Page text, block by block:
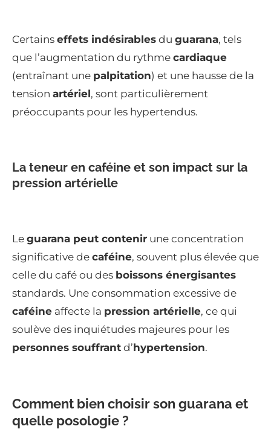
Certains effets indésirables du guarana, tels
que l’augmentation du rythme cardiaque
(entraînant une palpitation) et une hausse de la
tension artériel, sont particulièrement
préoccupants pour les hypertendus.
La teneur en caféine et son impact sur la
pression artérielle
Le guarana peut contenir une concentration
significative de caféine, souvent plus élevée que
celle du café ou des boissons énergisantes
standards. Une consommation excessive de
caféine affecte la pression artérielle, ce qui
soulève des inquiétudes majeures pour les
personnes souffrant d’hypertension.
Comment bien choisir son guarana et
quelle posologie ?